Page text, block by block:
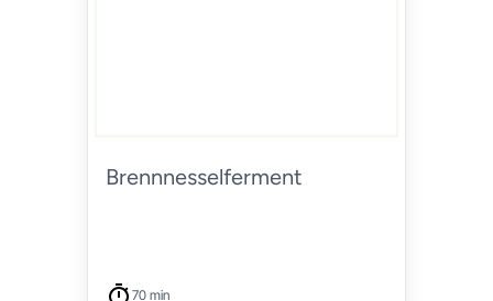
Brennnesselferment
70 min